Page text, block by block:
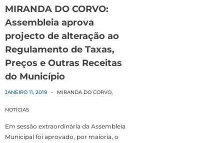
MIRANDA DO CORVO:
Assembleia aprova
projecto de alteração ao
Regulamento de Taxas,
Preços e Outras Receitas
do Município
JANEIRO 11, 2019 - MIRANDA DO CORVO,
NOTÍCIAS
Em sessão extraordinária da Assembleia
Municipal foi aprovado, por maioria, o